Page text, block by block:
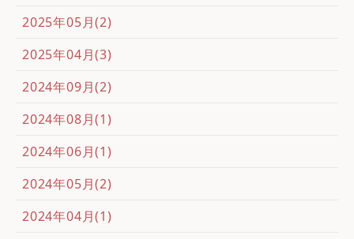
2025年05月(2)
2025年04月(3)
2024年09月(2)
2024年08月(1)
2024年06月(1)
2024年05月(2)
2024年04月(1)